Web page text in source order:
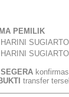
PEMILIK
SUGIARTO
SUGIARTO
SEGERA
transfer